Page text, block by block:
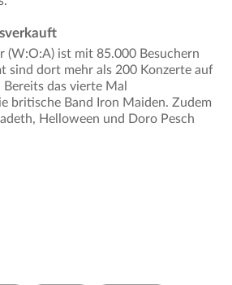
(W:O:A) ist mit 85.000 Besuchern
sind dort mehr als 200 Konzerte auf
das vierte Mal
britische Band Iron Maiden. Zudem
Helloween und Doro Pesch